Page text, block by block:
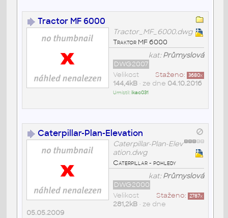
Tractor MF 6000
Tractor_MF_6000.dwg
Traktor MF 6000
kat:Průmyslová
DWG2007
Staženo: 3680x
Velikost
144,4kB• ze dne 04.10.2016
Umístil:ikac031
Caterpillar-Plan-Elevation
Caterpillar-Plan-Elev
ation.dwg
Caterpillar - pohledy
kat:Průmyslová
DWG2000
Staženo: 2787x
Velikost
281,2kB• ze dne
05.05.2009